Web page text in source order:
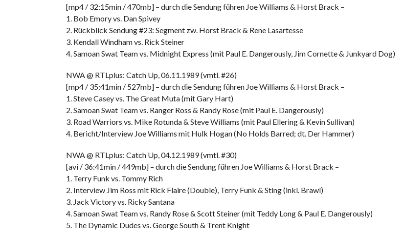
[mp4 / 32:15min / 470mb] – durch die Sendung führen Joe Williams & Horst Brack –
1. Bob Emory vs. Dan Spivey
2. Rückblick Sendung #23: Segment zw. Horst Brack & Rene Lasartesse
3. Kendall Windham vs. Rick Steiner
4. Samoan Swat Team vs. Midnight Express (mit Paul E. Dangerously, Jim Cornette & Junkyard Dog)
NWA @ RTLplus: Catch Up, 06.11.1989 (vmtl. #26)
[mp4 / 35:41min / 527mb] – durch die Sendung führen Joe Williams & Horst Brack –
1. Steve Casey vs. The Great Muta (mit Gary Hart)
2. Samoan Swat Team vs. Ranger Ross & Randy Rose (mit Paul E. Dangerously)
3. Road Warriors vs. Mike Rotunda & Steve Williams (mit Paul Ellering & Kevin Sullivan)
4. Bericht/Interview Joe Williams mit Hulk Hogan (No Holds Barred; dt. Der Hammer)
NWA @ RTLplus: Catch Up, 04.12.1989 (vmtl. #30)
[avi / 36:41min / 449mb] – durch die Sendung führen Joe Williams & Horst Brack –
1. Terry Funk vs. Tommy Rich
2. Interview Jim Ross mit Rick Flaire (Double), Terry Funk & Sting (inkl. Brawl)
3. Jack Victory vs. Ricky Santana
4. Samoan Swat Team vs. Randy Rose & Scott Steiner (mit Teddy Long & Paul E. Dangerously)
5. The Dynamic Dudes vs. George South & Trent Knight